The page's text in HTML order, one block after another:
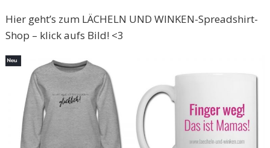
Hier geht’s zum LÄCHELN UND WINKEN-Spreadshirt-
Shop – klick aufs Bild! <3